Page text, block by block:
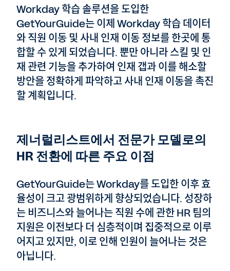
Workday 학습 솔루션을 도입한
GetYourGuide는 이제 Workday 학습 데이터
와 직원 이동 및 사내 인재 이동 정보를 한곳에 통
합할 수 있게 되었습니다. 뿐만 아니라 스킬 및 인
재 관련 기능을 추가하여 인재 갭과 이를 해소할
방안을 정확하게 파악하고 사내 인재 이동을 촉진
할 계획입니다.
제너럴리스트에서 전문가 모델로의
HR 전환에 따른 주요 이점
GetYourGuide는 Workday를 도입한 이후 효
율성이 크고 광범위하게 향상되었습니다. 성장하
는 비즈니스와 늘어나는 직원 수에 관한 HR 팀의
지원은 이전보다 더 심층적이며 집중적으로 이루
어지고 있지만, 이로 인해 인원이 늘어나는 것은
아닙니다.